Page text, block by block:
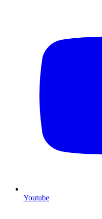
Youtube